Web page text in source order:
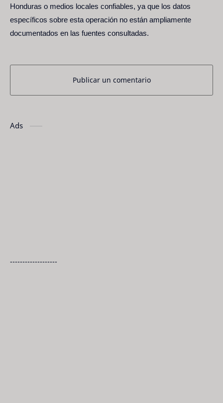
Honduras o medios locales confiables, ya que los datos
específicos sobre esta operación no están ampliamente
documentados en las fuentes consultadas.
Publicar un comentario
Ads
-------------------